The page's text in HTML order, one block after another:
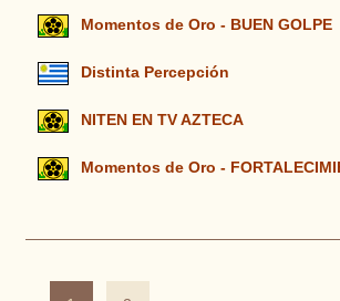
Momentos de Oro - BUEN GOLPE
Distinta Percepción
NITEN EN TV AZTECA
Momentos de Oro -